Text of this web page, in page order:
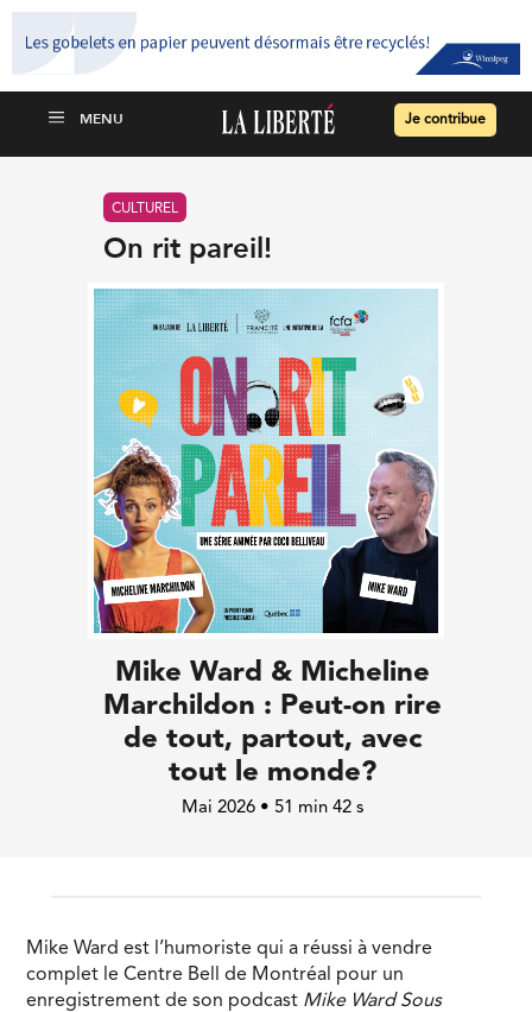
Je contribue
CULTUREL
On rit pareil!
Mike Ward & Micheline
Marchildon : Peut-on rire
de tout, partout, avec
tout le monde?
Mai 2026 • 51 min 42 s
Mike Ward est l’humoriste qui a réussi à vendre
complet le Centre Bell de Montréal pour un
enregistrement de son podcast Mike Ward Sous